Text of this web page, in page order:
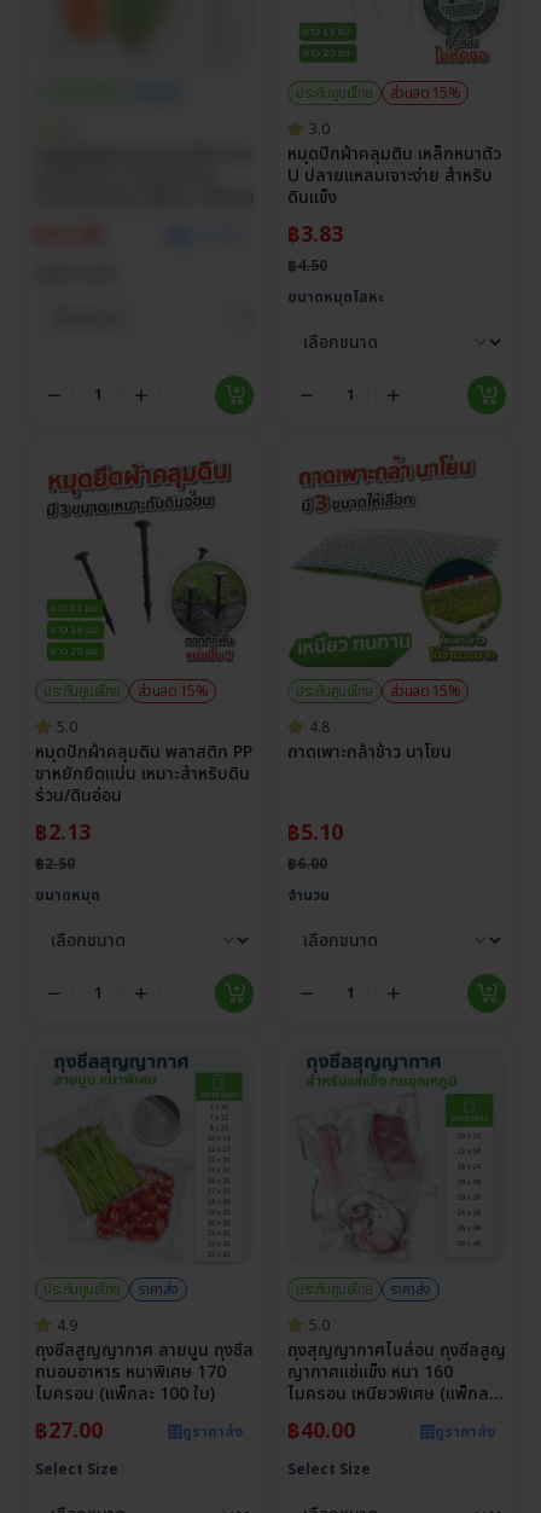
ประกันศูนย์ไทย
ส่วนลด 15%
3.0
หมุดปักผ้าคลุมดิน เหล็กหนาตัว
U ปลายแหลมเจาะง่าย สำหรับ
ดินแข็ง
฿3.83
฿4.50
ขนาดหมุดโลหะ
ประกันศูนย์ไทย
ส่วนลด 15%
5.0
หมุดปักผ้าคลุมดิน พลาสติก PP
ขาหยักยึดแน่น เหมาะสำหรับดิน
ร่วน/ดินอ่อน
฿2.13
฿2.50
ขนาดหมุด
ประกันศูนย์ไทย
ส่วนลด 15%
4.8
ถาดเพาะกล้าข้าว นาโยน
฿5.10
฿6.00
จำนวน
ประกันศูนย์ไทย
ราคาส่ง
4.9
ถุงซีลสูญญากาศ ลายนูน ถุงซีล
ถนอมอาหาร หนาพิเศษ 170
ไมครอน (แพ็กละ 100 ใบ)
฿27.00
ดูราคาส่ง
Select Size
ประกันศูนย์ไทย
ราคาส่ง
5.0
ถุงสุญญากาศไนล่อน ถุงซีลสูญ
ญากาศแช่แข็ง หนา 160
ไมครอน เหนียวพิเศษ (แพ็กละ
฿40.00
ดูราคาส่ง
Select Size